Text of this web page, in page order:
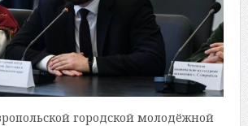
городской молодёжной